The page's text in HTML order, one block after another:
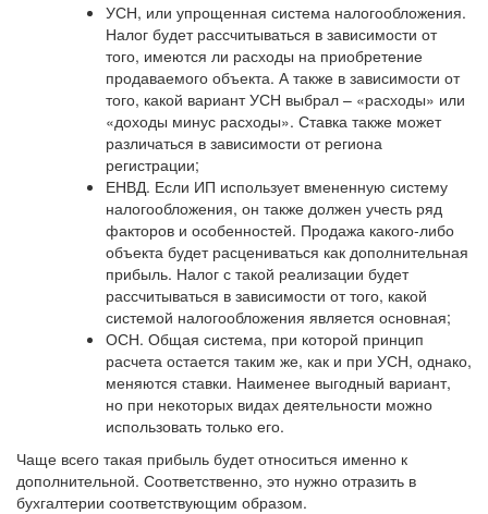
УСН, или упрощенная система налогообложения.
Налог будет рассчитываться в зависимости от
того, имеются ли расходы на приобретение
продаваемого объекта. А также в зависимости от
того, какой вариант УСН выбрал – «расходы» или
«доходы минус расходы». Ставка также может
различаться в зависимости от региона
регистрации;
ЕНВД. Если ИП использует вмененную систему
налогообложения, он также должен учесть ряд
факторов и особенностей. Продажа какого-либо
объекта будет расцениваться как дополнительная
прибыль. Налог с такой реализации будет
рассчитываться в зависимости от того, какой
системой налогообложения является основная;
ОСН. Общая система, при которой принцип
расчета остается таким же, как и при УСН, однако,
меняются ставки. Наименее выгодный вариант,
но при некоторых видах деятельности можно
использовать только его.
Чаще всего такая прибыль будет относиться именно к
дополнительной. Соответственно, это нужно отразить в
бухгалтерии соответствующим образом.